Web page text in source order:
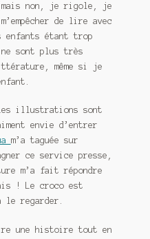
non, je rigole, je
de lire avec
enfants étant trop
ne sont plus très
même si je
Les illustrations sont
envie d’entrer
m’a taguée sur
ce service presse,
m’a fait répondre
! Le croco est
le regarder.
une histoire tout en